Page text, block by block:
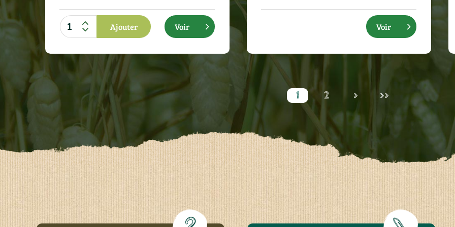
Ajouter Voir Voir
1 2 > >>